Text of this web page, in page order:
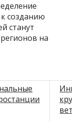
к созданию
станут
на